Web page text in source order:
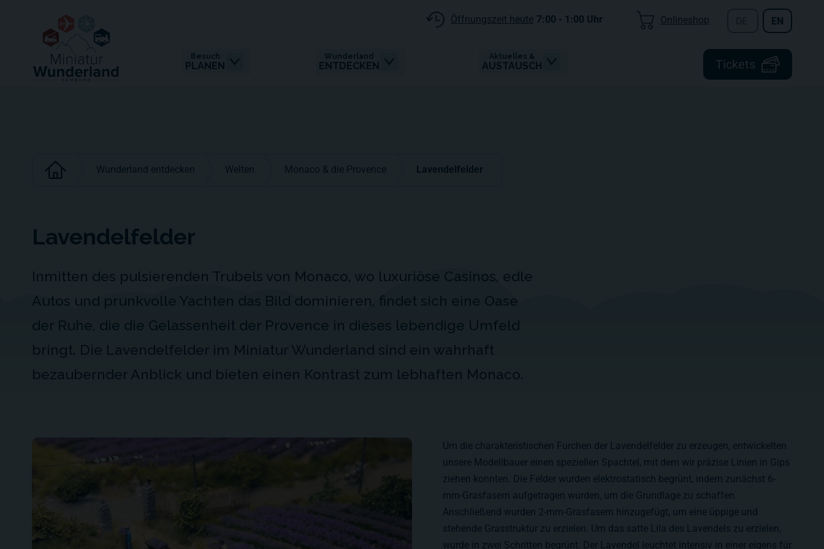
Tickets
Besuch
PLANEN
Wunderland
ENTDECKEN
Aktuelles &
AUSTAUSCH
Öffnungszeit heute 7:00 - 1:00 Uhr Onlineshop EN
Wunderland entdecken Welten Monaco & die Provence Lavendelfelder
Lavendelfelder
Inmitten des pulsierenden Trubels von Monaco, wo luxuriöse Casinos, edle
Autos und prunkvolle Yachten das Bild dominieren, findet sich eine Oase
der Ruhe, die die Gelassenheit der Provence in dieses lebendige Umfeld
bringt. Die Lavendelfelder im Miniatur Wunderland sind ein wahrhaft
bezaubernder Anblick und bieten einen Kontrast zum lebhaften Monaco.
Um die charakteristischen Furchen der Lavendelfelder zu erzeugen, entwickelten
unsere Modellbauer einen speziellen Spachtel, mit dem wir präzise Linien in Gips
ziehen konnten. Die Felder wurden elektrostatisch begrünt, indem zunächst 6-
mm-Grasfasern aufgetragen wurden, um die Grundlage zu schaffen.
Anschließend wurden 2-mm-Grasfasern hinzugefügt, um eine üppige und
stehende Grasstruktur zu erzielen. Um das satte Lila des Lavendels zu erzielen,
wurde in zwei Schritten begrünt. Der Lavendel leuchtet intensiv in einer eigens für